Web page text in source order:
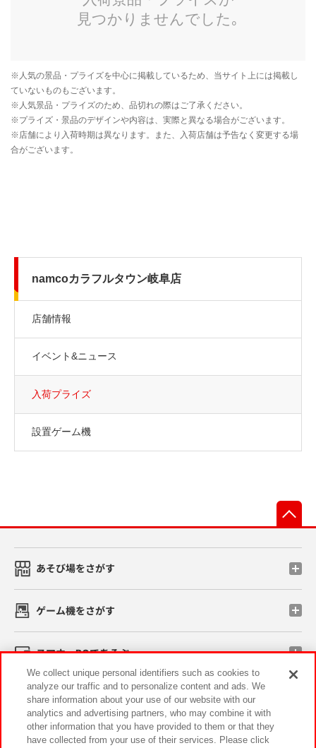
namcoカラフルタウン岐阜店
店舗情報
イベント&ニュース
入荷プライズ
設置ゲーム機
あそび場をさがす
ゲーム機をさがす
スマホ・PCであそぶ
イベント・キャンペーン
We collect unique personal identifiers such as cookies to
analyze our traffic and to personalize content and ads. We
share information about your use of our website with our
analytics and advertising partners, who may combine it with
other information that you have provided to them or that they
have collected from your use of their services. Please click